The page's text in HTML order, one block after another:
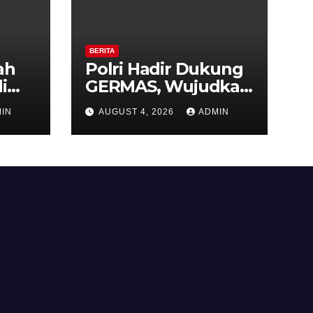
RI
BERITA
Polri Hadir Dukung
GERMAS, Wujudkan
Budaya Hidup Sehat
di Kecamatan
Pabelan
AUGUST 4, 2026 ADMIN